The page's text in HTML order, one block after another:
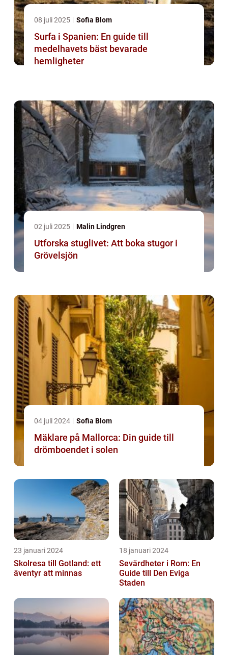
08 juli 2025 Sofia Blom
Surfa i Spanien: En guide till
medelhavets bäst bevarade
hemligheter
02 juli 2025 Malin Lindgren
Utforska stuglivet: Att boka stugor i
Grövelsjön
04 juli 2024 Sofia Blom
Mäklare på Mallorca: Din guide till
drömboendet i solen
23 januari 2024
Skolresa till Gotland: ett
äventyr att minnas
18 januari 2024
Sevärdheter i Rom: En
Guide till Den Eviga
Staden